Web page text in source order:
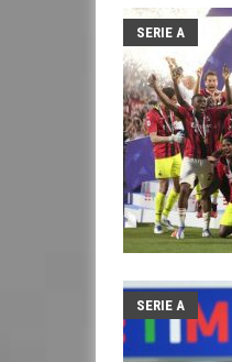
SERIE A
SERIE A